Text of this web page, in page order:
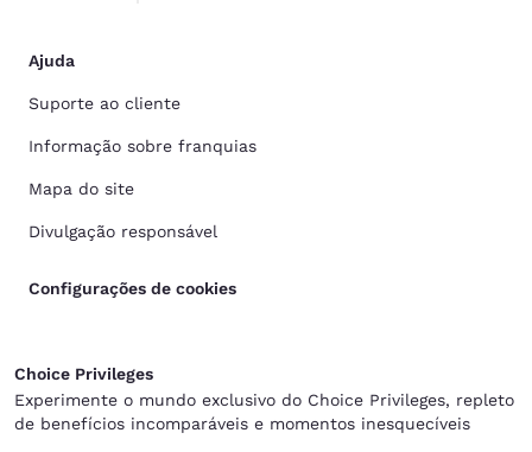
Ajuda
Suporte ao cliente
Informação sobre franquias
Mapa do site
Divulgação responsável
Configurações de cookies
Choice Privileges
Experimente o mundo exclusivo do Choice Privileges, repleto
de benefícios incomparáveis e momentos inesquecíveis